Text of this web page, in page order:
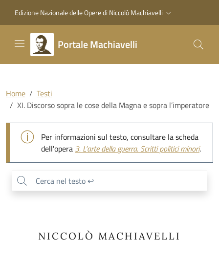
Edizione Nazionale delle Opere di Niccolò Machiavelli
Portale Machiavelli
Home
Testi
XI. Discorso sopra le cose della Magna e sopra l’imperatore
XI. Discorso sopra le cose della
Per informazioni sul testo, consultare la scheda
dell'opera 3. L’arte della guerra. Scritti politici minori.
/0
NICCOLÒ MACHIAVELLI